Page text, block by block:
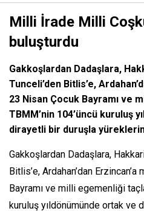
Milli İrade Milli
buluşturdu
Gakkoşlardan Dadaşlara,
Tunceli’den Bitlis’e,
23 Nisan Çocuk Bayramı ve
TBMM’nin 104’üncü kuruluş
dirayetli bir duruşla
Gakkoşlardan Dadaşlara,
Bitlis’e, Ardahan’dan
Bayramı ve milli egemenliği
kuruluş yıldönümünde ortak ve